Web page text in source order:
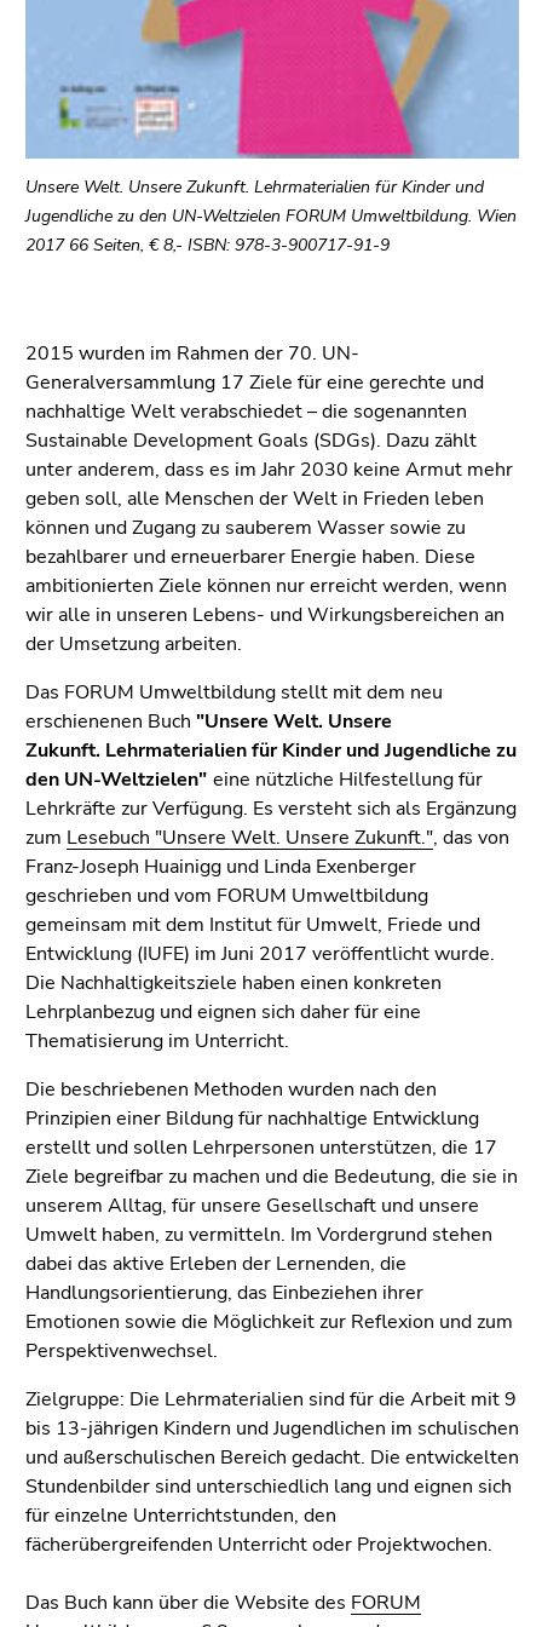
(Zugriffstaste
den
Seiteneinstellungen
(Benutzer/Sprache)
(Zugriffstaste
8)
Zur
Unsere Welt. Unsere Zukunft. Lehrmaterialien für Kinder und
Jugendliche zu den UN-Weltzielen FORUM Umweltbildung. Wien
2017 66 Seiten, € 8,- ISBN: 978-3-900717-91-9
2015 wurden im Rahmen der 70. UN-
Generalversammlung 17 Ziele für eine gerechte und
nachhaltige Welt verabschiedet – die sogenannten
Sustainable Development Goals (SDGs). Dazu zählt
unter anderem, dass es im Jahr 2030 keine Armut mehr
geben soll, alle Menschen der Welt in Frieden leben
können und Zugang zu sauberem Wasser sowie zu
bezahlbarer und erneuerbarer Energie haben. Diese
ambitionierten Ziele können nur erreicht werden, wenn
wir alle in unseren Lebens- und Wirkungsbereichen an
der Umsetzung arbeiten.
Das FORUM Umweltbildung stellt mit dem neu
erschienenen Buch "Unsere Welt. Unsere
Zukunft. Lehrmaterialien für Kinder und Jugendliche zu
den UN-Weltzielen" eine nützliche Hilfestellung für
Lehrkräfte zur Verfügung. Es versteht sich als Ergänzung
zum Lesebuch "Unsere Welt. Unsere Zukunft.", das von
Franz-Joseph Huainigg und Linda Exenberger
geschrieben und vom FORUM Umweltbildung
gemeinsam mit dem Institut für Umwelt, Friede und
Entwicklung (IUFE) im Juni 2017 veröffentlicht wurde.
Die Nachhaltigkeitsziele haben einen konkreten
Lehrplanbezug und eignen sich daher für eine
Thematisierung im Unterricht.
Die beschriebenen Methoden wurden nach den
Prinzipien einer Bildung für nachhaltige Entwicklung
erstellt und sollen Lehrpersonen unterstützen, die 17
Ziele begreifbar zu machen und die Bedeutung, die sie in
unserem Alltag, für unsere Gesellschaft und unsere
Umwelt haben, zu vermitteln. Im Vordergrund stehen
dabei das aktive Erleben der Lernenden, die
Handlungsorientierung, das Einbeziehen ihrer
Emotionen sowie die Möglichkeit zur Reflexion und zum
Perspektivenwechsel.
Zielgruppe: Die Lehrmaterialien sind für die Arbeit mit 9
bis 13-jährigen Kindern und Jugendlichen im schulischen
und außerschulischen Bereich gedacht. Die entwickelten
Stundenbilder sind unterschiedlich lang und eignen sich
für einzelne Unterrichtstunden, den
fächerübergreifenden Unterricht oder Projektwochen.
Das Buch kann über die Website des FORUM